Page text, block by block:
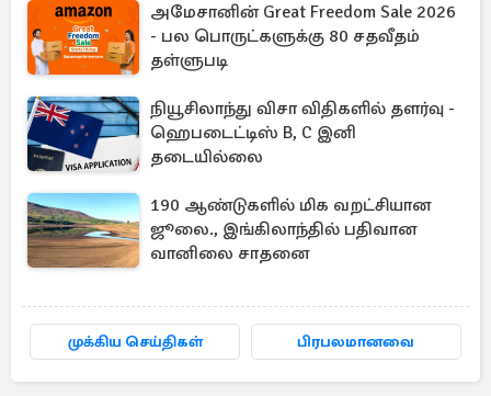
அமேசானின் Great Freedom Sale 2026
- பல பொருட்களுக்கு 80 சதவீதம்
தள்ளுபடி
நியூசிலாந்து விசா விதிகளில் தளர்வு -
ஹெபடைட்டிஸ் B, C இனி
தடையில்லை
190 ஆண்டுகளில் மிக வறட்சியான
ஜூலை., இங்கிலாந்தில் பதிவான
வானிலை சாதனை
முக்கிய செய்திகள் பிரபலமானவை